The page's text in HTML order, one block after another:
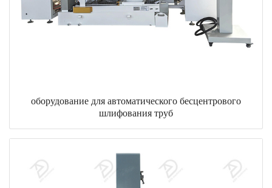
оборудование для автоматического бесцентрового
шлифования труб